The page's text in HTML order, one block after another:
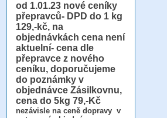
od 1.01.23 nové ceníky
přepravců- DPD do 1 kg
129,-kč, na
objednávkách cena není
aktuelní- cena dle
přepravce z nového
ceníku, doporučujeme
do poznámky v
objednávce Zásilkovnu,
cena do 5kg 79,-Kč
nezávisle na ceně dopravy v